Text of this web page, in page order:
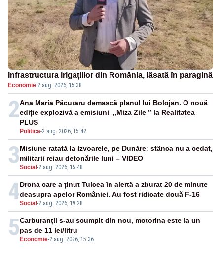
Infrastructura irigațiilor din România, lăsată în paragină
Economie·2 aug. 2026, 15:38
2
Politica-2 aug. 2026, 15:42
Ana Maria Păcuraru demască planul lui Bolojan. O nouă
ediție explozivă a emisiunii „Miza Zilei” la Realitatea
PLUS
3Social -2 aug. 2026, 15:48
Misiune ratată la Izvoarele, pe Dunăre: stânca nu a cedat,
militarii reiau detonările luni – VIDEO
4Social -2 aug. 2026, 19:28
Drona care a ținut Tulcea în alertă a zburat 20 de minute
deasupra apelor României. Au fost ridicate două F-16
5 Economie-2 aug. 2026, 15:36
Carburanții s-au scumpit din nou, motorina este la un
pas de 11 lei/litru